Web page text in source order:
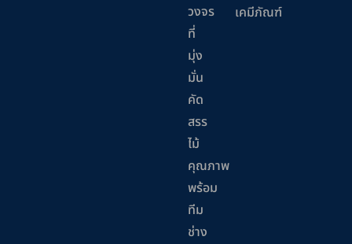
วงจร
ที่
มุ่ง
มั่น
คัด
สรร
ไม้
คุณภาพ
พร้อม
ทีม
ช่าง
เคมีภัณฑ์